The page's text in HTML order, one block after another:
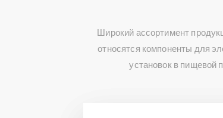
Широкий ассортимент
относятся компоненты для
установок в пищевой